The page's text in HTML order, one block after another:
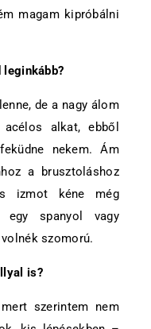
magam kipróbálni
de a nagy álom
alkat, ebből
nekem. Ám
a brusztoláshoz
izmot kéne még
egy spanyol vagy
szomorú.
is?
szerintem nem